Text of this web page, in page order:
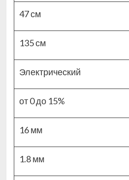
47 см
135 см
Электрический
от 0 до 15%
16 мм
1.8 мм